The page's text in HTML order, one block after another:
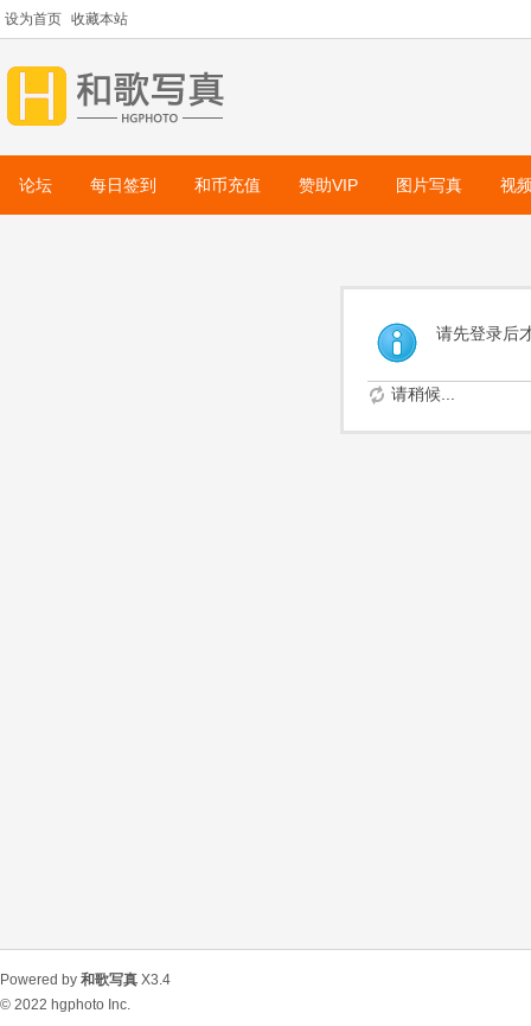
设为首页 收藏本站
论坛 每日签到 和币充值 赞助VIP 图片写真 视
请先登录后
请稍候...
Powered by 和歌写真 X3.4
© 2022 hgphoto Inc.